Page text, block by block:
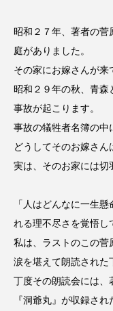
SUNSUNキッズ
This is SUEKI
⻑尾謙杜
「THE オリバーな
『今日の空が一番
あかしあジュニア
昭和２７年、著者の菅
庭がありました。
その家にお嫁さんが来
昭和２９年の秋、青森
事故が起こります。
事故の犠牲者名簿の中
どうしてそのお嫁さん
実は、そのお家には
「人はどんなに一生
れる理不尽さを覚悟し
私は、ラストのこの菅
涙を堪えて朗読された
丁度その朗読会には、
『洞爺丸』が収録さ